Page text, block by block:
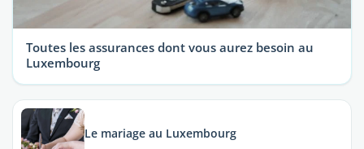
Toutes les assurances dont vous aurez besoin au
Luxembourg
Le mariage au Luxembourg